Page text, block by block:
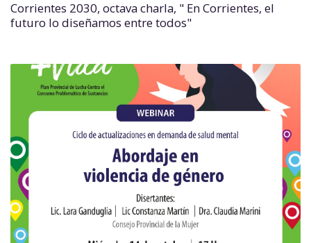
Corrientes 2030, octava charla, " En Corrientes, el
futuro lo diseñamos entre todos"